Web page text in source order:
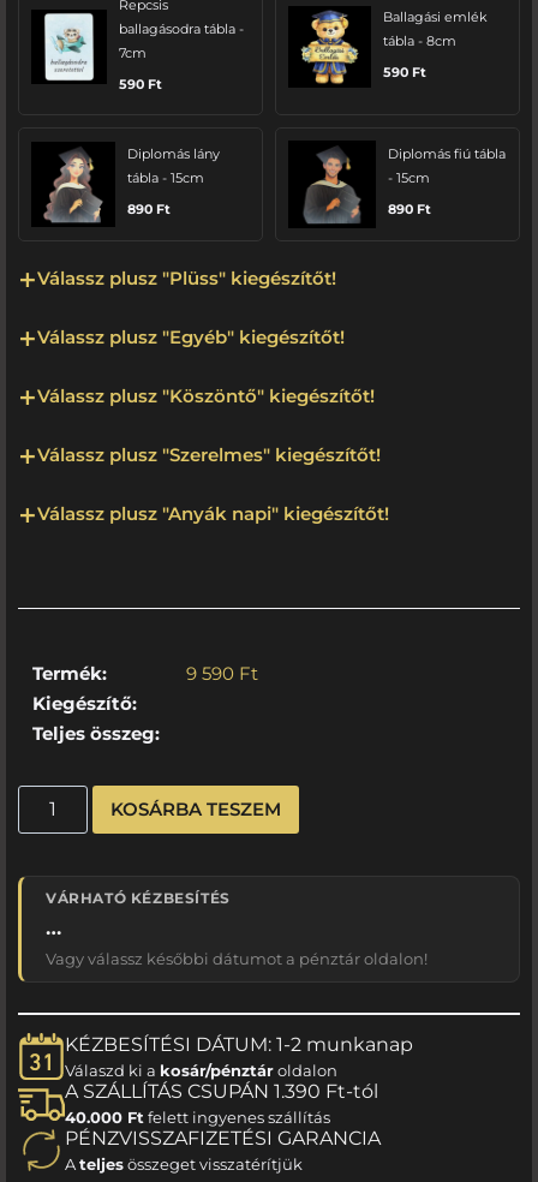
Repcsis
ballagásodra tábla -
7cm
590 Ft
Ballagási emlék
tábla - 8cm
590 Ft
Diplomás lány
tábla - 15cm
890 Ft
Diplomás fiú tábla
- 15cm
890 Ft
Válassz plusz "Plüss" kiegészítőt!
Válassz plusz "Egyéb" kiegészítőt!
Válassz plusz "Köszöntő" kiegészítőt!
Válassz plusz "Szerelmes" kiegészítőt!
Válassz plusz "Anyák napi" kiegészítőt!
Termék: 9 590 Ft
Kiegészítő:
Teljes összeg:
KOSÁRBA TESZEM
VÁRHATÓ KÉZBESÍTÉS
…
Vagy válassz későbbi dátumot a pénztár oldalon!
KÉZBESÍTÉSI DÁTUM: 1-2 munkanap
Válaszd ki a kosár/pénztároldalon
A SZÁLLÍTÁS CSUPÁN 1.390 Ft-tól
40.000 Ftfelett ingyenes szállítás
PÉNZVISSZAFIZETÉSI GARANCIA
Ateljesösszeget visszatérítjük